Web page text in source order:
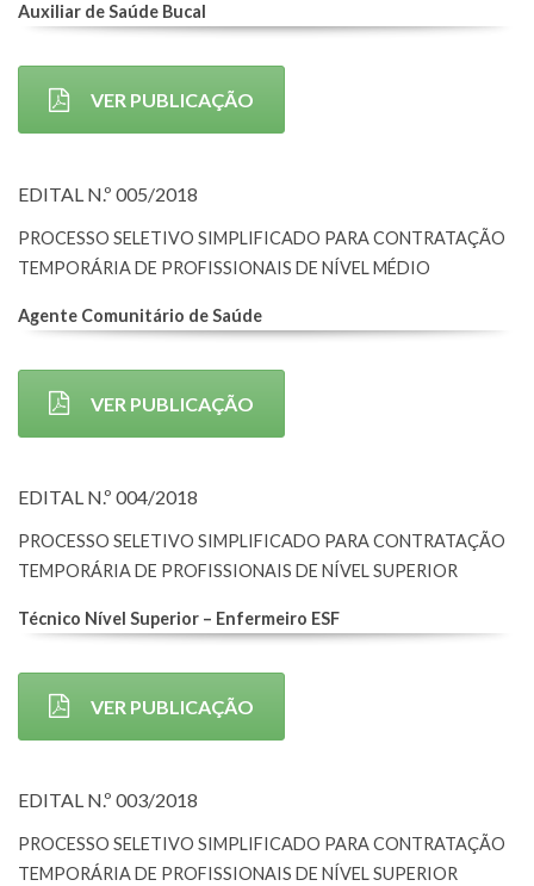
Auxiliar de Saúde Bucal
VER PUBLICAÇÃO
EDITAL N.º 005/2018
PROCESSO SELETIVO SIMPLIFICADO PARA CONTRATAÇÃO
TEMPORÁRIA DE PROFISSIONAIS DE NÍVEL MÉDIO
Agente Comunitário de Saúde
VER PUBLICAÇÃO
EDITAL N.º 004/2018
PROCESSO SELETIVO SIMPLIFICADO PARA CONTRATAÇÃO
TEMPORÁRIA DE PROFISSIONAIS DE NÍVEL SUPERIOR
Técnico Nível Superior – Enfermeiro ESF
VER PUBLICAÇÃO
EDITAL N.º 003/2018
PROCESSO SELETIVO SIMPLIFICADO PARA CONTRATAÇÃO
TEMPORÁRIA DE PROFISSIONAIS DE NÍVEL SUPERIOR